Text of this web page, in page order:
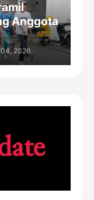
Anggota
2026